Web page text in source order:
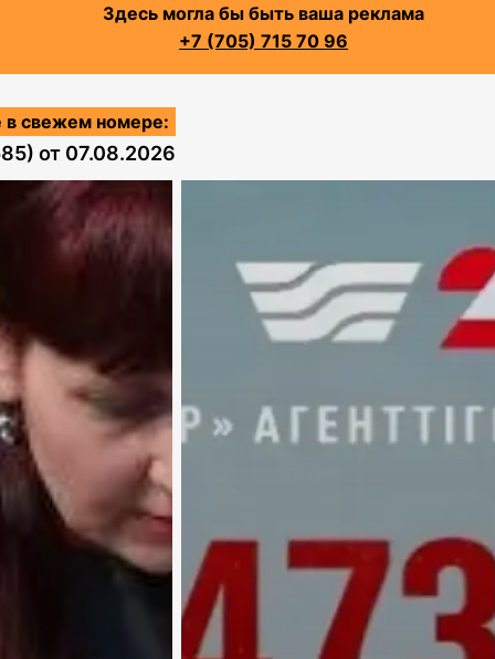
Здесь могла бы быть ваша реклама
+7 (705) 715 70 96
в свежем номере:
от 07.08.2026